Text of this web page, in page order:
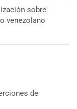
sobre
venezolano
de